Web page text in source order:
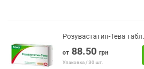
Розувастатин-Тева
от 88.50 грн
Упаковка / 30 шт.